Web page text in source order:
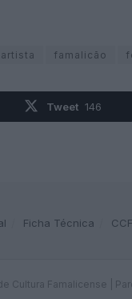
famalicão
Tweet 146
Ficha Técnica CCF
Cultura Famalicense |